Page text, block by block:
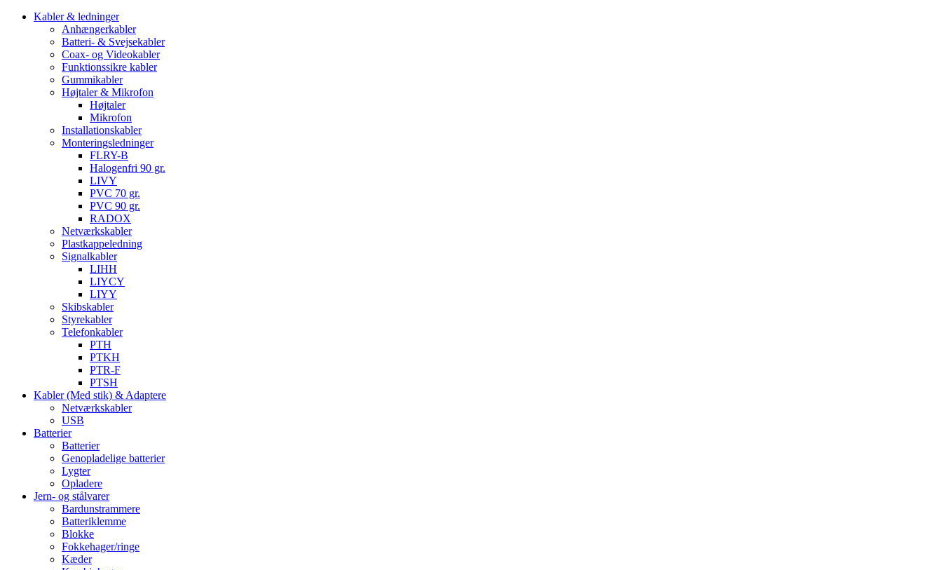
Kabler & ledninger
Anhængerkabler
Batteri- & Svejsekabler
Coax- og Videokabler
Funktionssikre kabler
Gummikabler
Højtaler & Mikrofon
Højtaler
Mikrofon
Installationskabler
Monteringsledninger
FLRY-B
Halogenfri 90 gr.
LIVY
PVC 70 gr.
PVC 90 gr.
RADOX
Netværkskabler
Plastkappeledning
Signalkabler
LIHH
LIYCY
LIYY
Skibskabler
Styrekabler
Telefonkabler
PTH
PTKH
PTR-F
PTSH
Kabler (Med stik) & Adaptere
Netværkskabler
USB
Batterier
Batterier
Genopladelige batterier
Lygter
Opladere
Jern- og stålvarer
Bardunstrammere
Batteriklemme
Blokke
Fokkehager/ringe
Kæder